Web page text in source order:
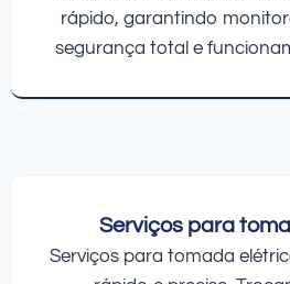
rápido, garantindo
segurança total e
Serviços para
Serviços para tomada